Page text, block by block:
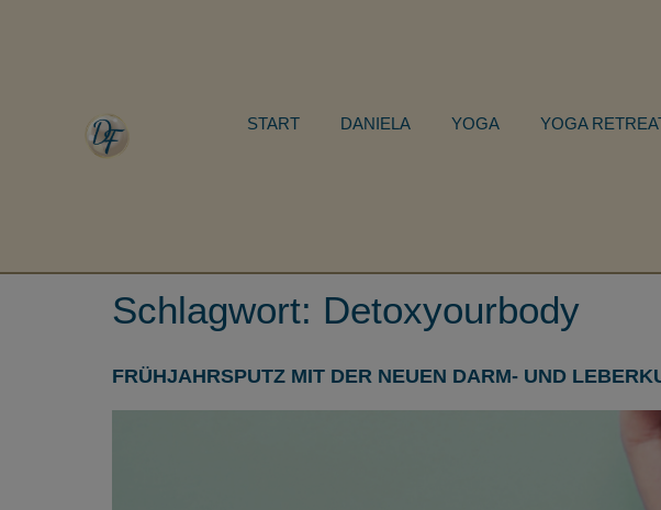
START DANIELA YOGA YOGA
Schlagwort: Detoxyourbody
FRÜHJAHRSPUTZ MIT DER NEUEN DARM- UND